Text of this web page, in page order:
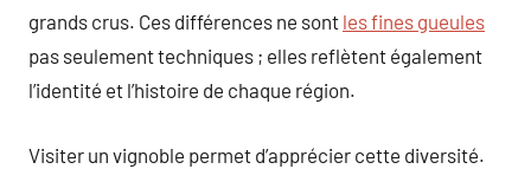
grands crus. Ces différences ne sont les fines gueules
pas seulement techniques ; elles reflètent également
l’identité et l’histoire de chaque région.
Visiter un vignoble permet d’apprécier cette diversité.